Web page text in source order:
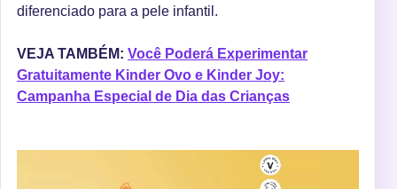
diferenciado para a pele infantil.
VEJA TAMBÉM: Você Poderá Experimentar
Gratuitamente Kinder Ovo e Kinder Joy:
Campanha Especial de Dia das Crianças